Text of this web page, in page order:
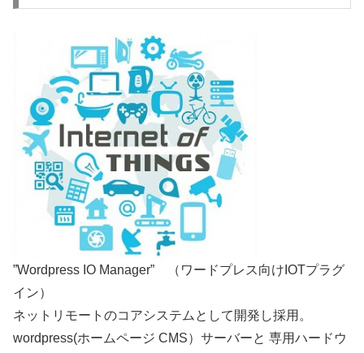
”Wordpress IO Manager” （ワードプレス向けIOTプラグ
イン）
ネットリモートのコアシステムとして開発し採用。
wordpress(ホームページ CMS）サーバーと 専用ハードウ